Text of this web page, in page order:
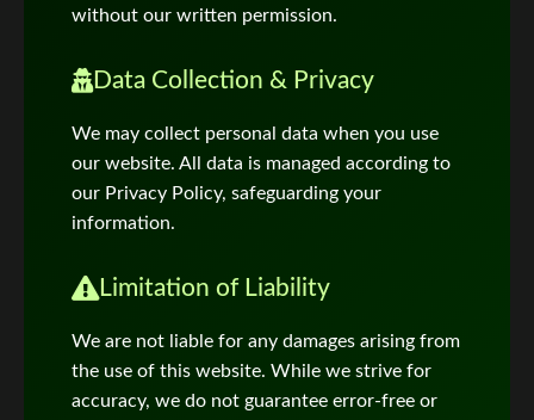
without our written permission.
Data Collection & Privacy
We may collect personal data when you use
our website. All data is managed according to
our Privacy Policy, safeguarding your
information.
Limitation of Liability
We are not liable for any damages arising from
the use of this website. While we strive for
accuracy, we do not guarantee error-free or